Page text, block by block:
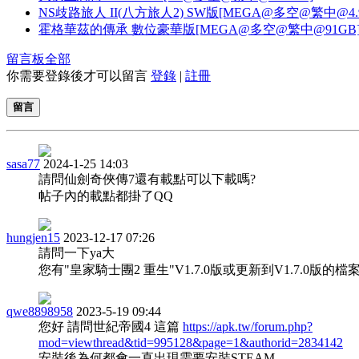
NS歧路旅人 II(八方旅人2) SW版[MEGA@多空@繁中
霍格華茲的傳承 數位豪華版[MEGA@多空@繁中
留言板全部
你需要登錄後才可以留言 登錄 | 註冊
留言
sasa77 2024-1-25 14:03
請問仙劍奇俠傳7還有載點可以下載嗎?
帖子內的載點都掛了QQ
hungjen15 2023-12-17 07:26
請問一下ya大
您有"皇家騎士團2 重生"V1.7.0版或更新到V1.7.0版的檔案
qwe8898958 2023-5-19 09:44
您好 請問世紀帝國4 這篇 https://apk.tw/forum.php?
mod=viewthread&tid=995128&page=1&authorid=2834142